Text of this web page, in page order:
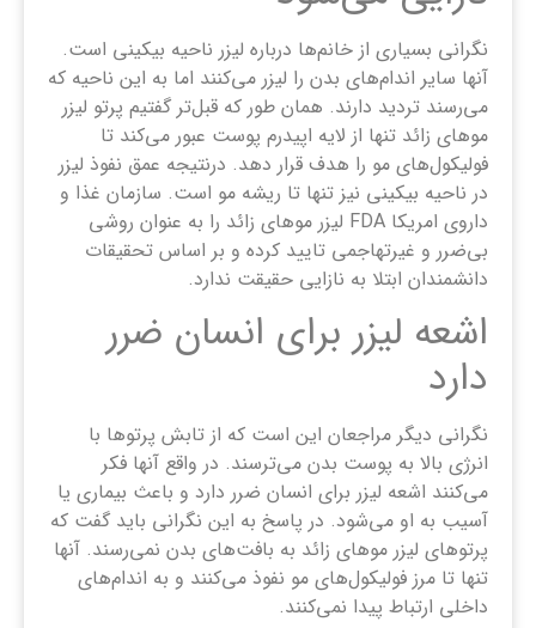
نگرانی بسیاری از خانم‌ها درباره لیزر ناحیه بیکینی است.
آنها سایر اندام‌های بدن را لیزر می‌کنند اما به این ناحیه که
می‌رسند تردید دارند. همان طور که قبل‌تر گفتیم پرتو لیزر
موهای زائد تنها از لایه اپیدرم پوست عبور می‌کند تا
فولیکول‌های مو را هدف قرار ‌دهد. درنتیجه عمق نفوذ لیزر
در ناحیه بیکینی نیز تنها تا ریشه مو است. سازمان غذا و
داروی امریکا FDA لیزر موهای زائد را به عنوان روشی
بی‌ضرر و غیرتهاجمی تایید کرده و بر اساس تحقیقات
دانشمندان ابتلا به نازایی حقیقت ندارد.
اشعه لیزر برای انسان ضرر
دارد
نگرانی دیگر مراجعان این است که از تابش پرتوها با
انرژی بالا به پوست بدن می‌ترسند. در واقع آنها فکر
می‌کنند اشعه لیزر برای انسان ضرر دارد و باعث بیماری یا
آسیب به او می‌شود. در پاسخ به این نگرانی باید گفت که
پرتوهای لیزر موهای زائد به بافت‌های بدن نمی‌رسند. آنها
تنها تا مرز فولیکول‌های مو نفوذ می‌کنند و به اندام‌های
داخلی ارتباط پیدا نمی‌کنند.